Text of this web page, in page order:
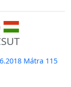
Mátra 115